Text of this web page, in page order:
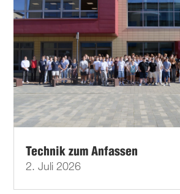
Technik zum Anfassen
2. Juli 2026